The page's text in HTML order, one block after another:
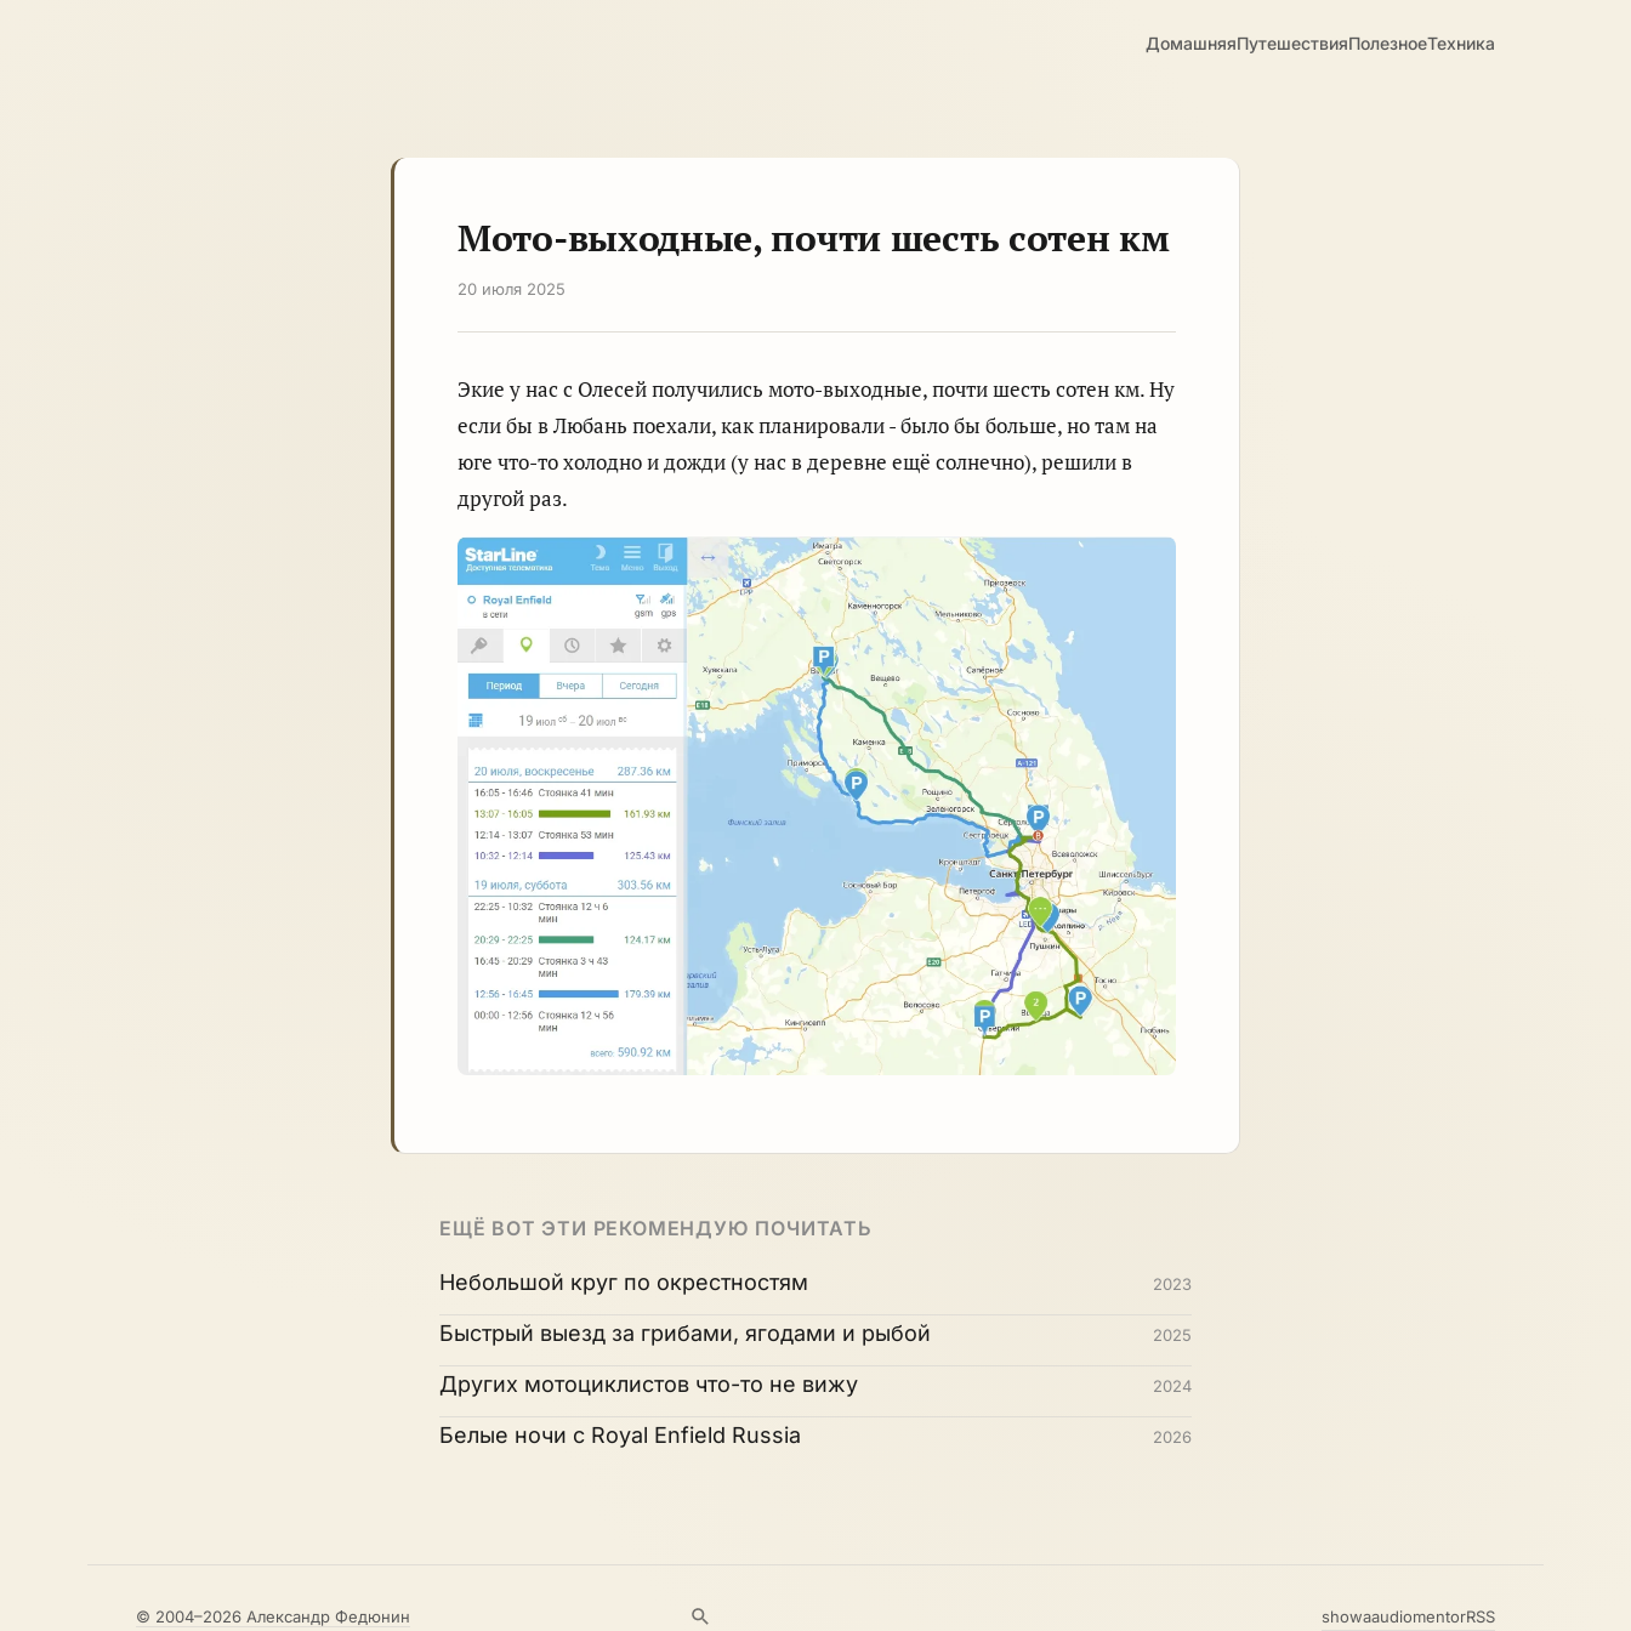
ДомашняяПутешествияПолезноеТехника
Мото-выходные, почти шесть сотен км
20 июля 2025
Экие у нас с Олесей получились мото-выходные, почти шесть сотен км. Ну
если бы в Любань поехали, как планировали - было бы больше, но там на
юге что-то холодно и дожди (у нас в деревне ещё солнечно), решили в
другой раз.
ЕЩЁ ВОТ ЭТИ РЕКОМЕНДУЮ ПОЧИТАТЬ
Небольшой круг по окрестностям 2023
Быстрый выезд за грибами, ягодами и рыбой 2025
Других мотоциклистов что-то не вижу 2024
Белые ночи с Royal Enfield Russia 2026
© 2004–2026 Александр Федюнин showaaudiomentorRSS